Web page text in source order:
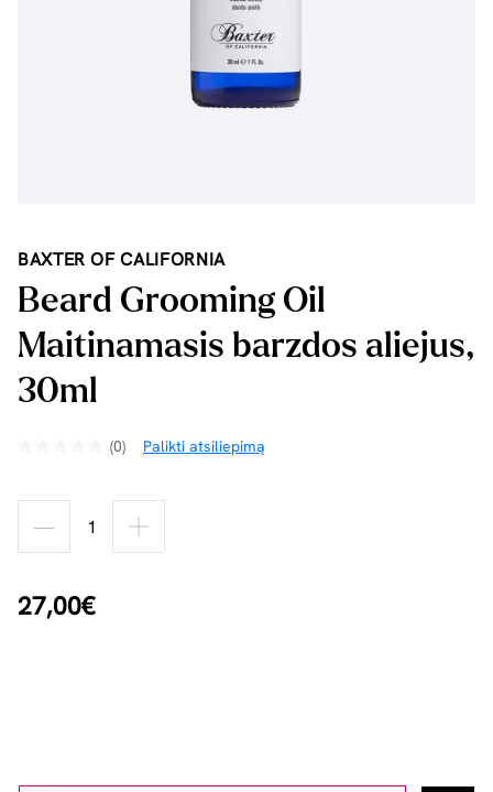
BAXTER OF CALIFORNIA
Beard Grooming Oil
Maitinamasis barzdos aliejus,
30ml
(0) Palikti atsiliepimą
27,00€